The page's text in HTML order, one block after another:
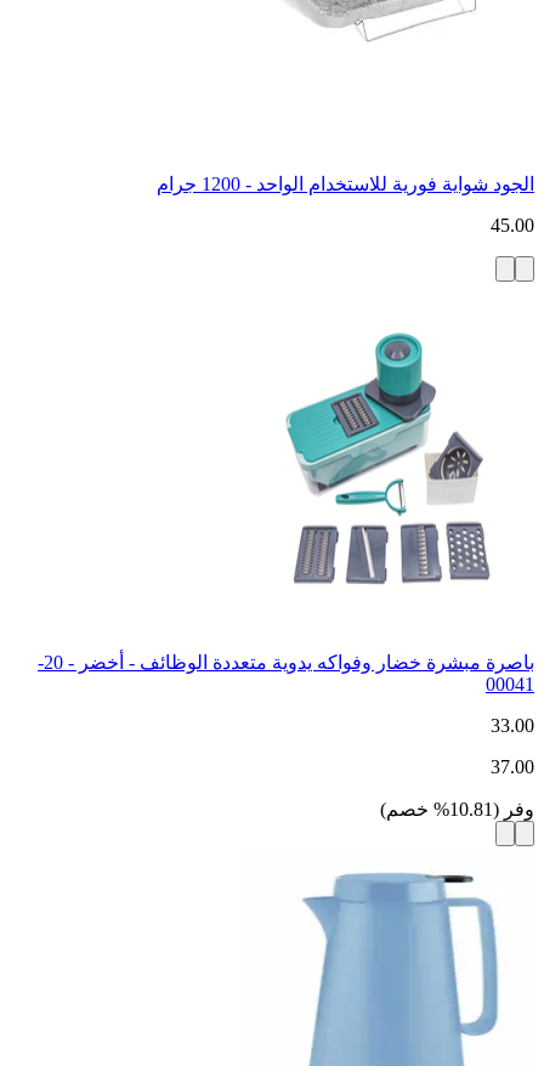
الجود شواية فورية للاستخدام الواحد - 1200 جرام
45.00
باصرة مبشرة خضار وفواكه يدوية متعددة الوظائف - أخضر - 20-
00041
33.00
37.00
وفر (
10.81
% خصم)